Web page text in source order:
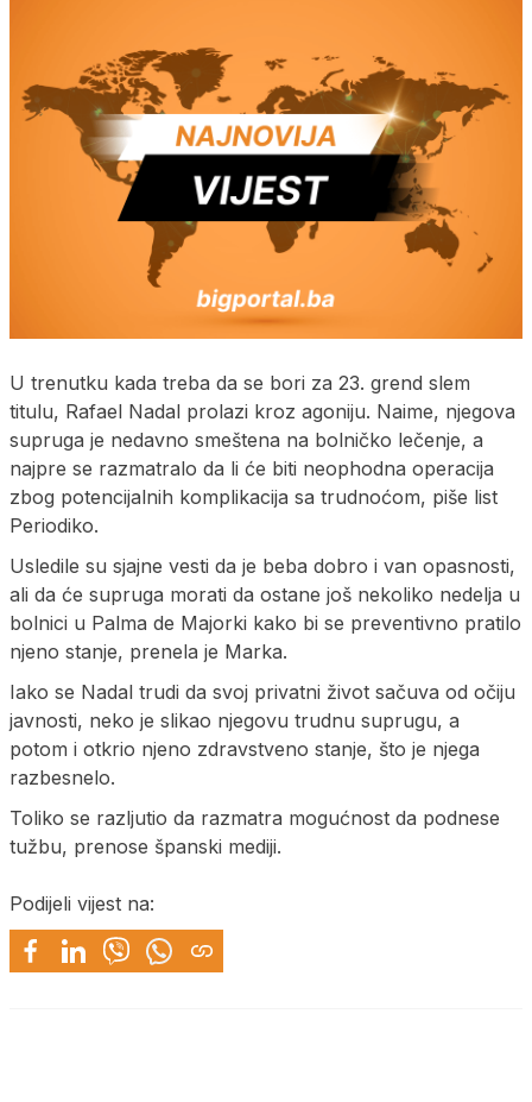
U trenutku kada treba da se bori za 23. grend slem
titulu, Rafael Nadal prolazi kroz agoniju. Naime, njegova
supruga je nedavno smeštena na bolničko lečenje, a
najpre se razmatralo da li će biti neophodna operacija
zbog potencijalnih komplikacija sa trudnoćom, piše list
Periodiko.
Usledile su sjajne vesti da je beba dobro i van opasnosti,
ali da će supruga morati da ostane još nekoliko nedelja u
bolnici u Palma de Majorki kako bi se preventivno pratilo
njeno stanje, prenela je Marka.
Iako se Nadal trudi da svoj privatni život sačuva od očiju
javnosti, neko je slikao njegovu trudnu suprugu, a
potom i otkrio njeno zdravstveno stanje, što je njega
razbesnelo.
Toliko se razljutio da razmatra mogućnost da podnese
tužbu, prenose španski mediji.
Podijeli vijest na: